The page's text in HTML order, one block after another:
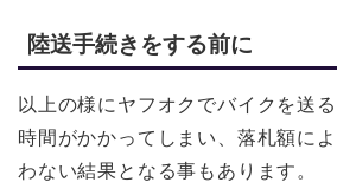
陸送手続きをする前に
以上の様にヤフオクでバイクを送
時間がかかってしまい、落札額に
わない結果となる事もあります。